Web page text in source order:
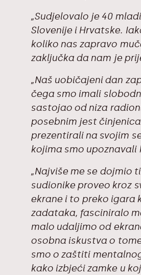
„Sudjelovalo je 40
Slovenije i Hrvatske.
koliko nas zapravo
zaključka da nam je
„Naš uobičajeni dan
čega smo imali
sastojao od niza
posebnim jest
prezentirali na svojim
kojima smo upoznavali
„Najviše me se dojmio
sudionike proveo kroz
ekrane i to preko igara
zadataka, fasciniralo
malo udaljimo od
osobna iskustva o
smo o zaštiti
kako izbjeći zamke u